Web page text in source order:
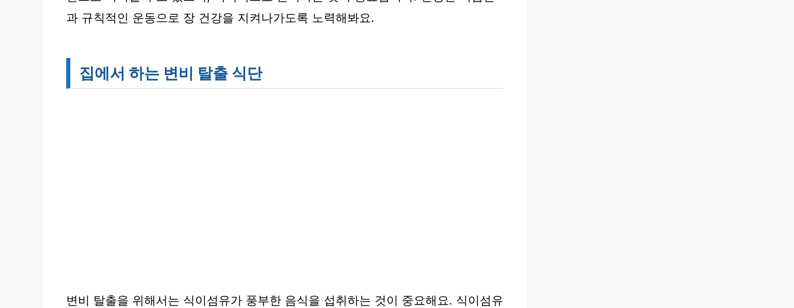
과 규칙적인 운동으로 장 건강을 지켜나가도록 노력해봐요.
집에서 하는 변비 탈출 식단
변비 탈출을 위해서는 식이섬유가 풍부한 음식을 섭취하는 것이 중요해요. 식이섬유